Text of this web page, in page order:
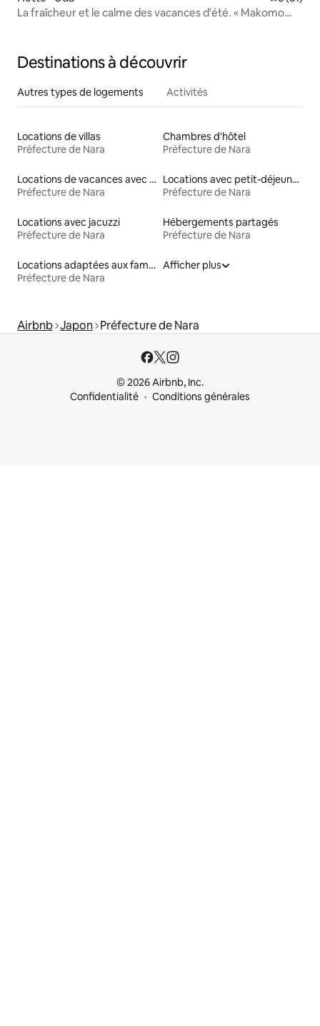
La fraîcheur et le calme des vacances d'été. « Makomo
Destinations à découvrir
Autres types de logements Activités
Locations de villas
Préfecture de Nara
Chambres d'hôtel
Préfecture de Nara
Locations de vacances avec piscine
Préfecture de Nara
Locations avec petit-déjeuner
Préfecture de Nara
Locations avec jacuzzi
Préfecture de Nara
Hébergements partagés
Préfecture de Nara
Locations adaptées aux familles
Préfecture de Nara
Afficher plus
Airbnb Japon Préfecture de Nara
© 2026 Airbnb, Inc.
Confidentialité
Conditions générales